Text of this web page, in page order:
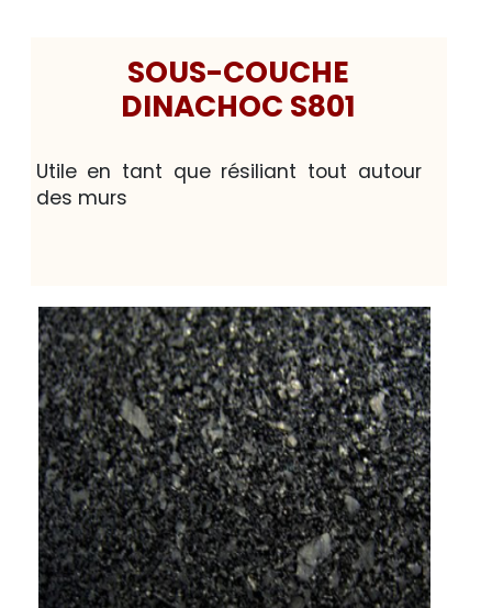
SOUS-COUCHE
DINACHOC S801
Utile en tant que résiliant tout autour
des murs